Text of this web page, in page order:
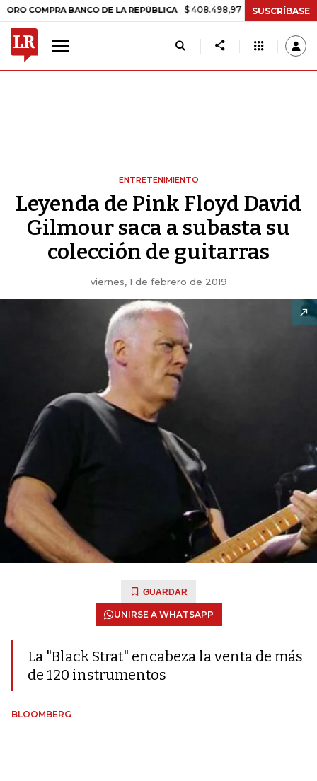
BANCO DE LA REPÚBLICA $ 408.498,97 +$ 8.753,81 +2,19%
SUSCRÍBASE
ENTRETENIMIENTO
Leyenda de Pink Floyd David
Gilmour saca a subasta su
colección de guitarras
viernes, 1 de febrero de 2019
GUARDAR
UNIRSE A WHATSAPP
La "Black Strat" encabeza la venta de más
de 120 instrumentos
BLOOMBERG